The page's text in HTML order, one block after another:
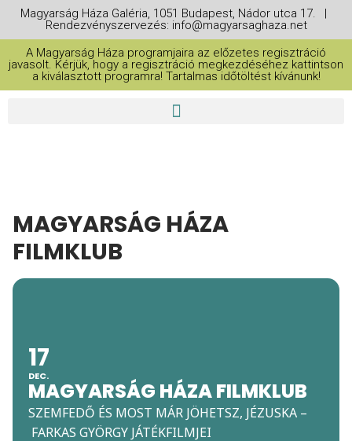
Magyarság Háza Galéria, 1051 Budapest, Nádor utca 17. |
Rendezvényszervezés: info@magyarsaghaza.net
A Magyarság Háza programjaira az előzetes regisztráció
javasolt. Kérjük, hogy a regisztráció megkezdéséhez kattintson
a kiválasztott programra! Tartalmas időtöltést kívánunk!
MAGYARSÁG HÁZA
FILMKLUB
17
DEC.
MAGYARSÁG HÁZA FILMKLUB
SZEMFEDŐ ÉS MOST MÁR JÖHETSZ, JÉZUSKA –
FARKAS GYÖRGY JÁTÉKFILMJEI